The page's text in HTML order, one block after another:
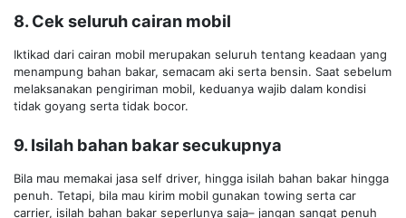
8. Cek seluruh cairan mobil
Iktikad dari cairan mobil merupakan seluruh tentang keadaan yang
menampung bahan bakar, semacam aki serta bensin. Saat sebelum
melaksanakan pengiriman mobil, keduanya wajib dalam kondisi
tidak goyang serta tidak bocor.
9. Isilah bahan bakar secukupnya
Bila mau memakai jasa self driver, hingga isilah bahan bakar hingga
penuh. Tetapi, bila mau kirim mobil gunakan towing serta car
carrier, isilah bahan bakar seperlunya saja– jangan sangat penuh